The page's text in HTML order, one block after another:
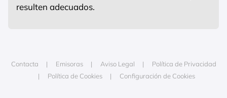
resulten adecuados.
Contacta Emisoras Aviso Legal
Política de Privacidad
Política de Cookies
Configuración de Cookies